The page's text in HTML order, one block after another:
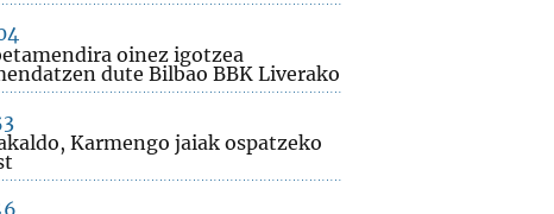
oinez igotzea
dute Bilbao BBK Liverako
Karmengo jaiak ospatzeko